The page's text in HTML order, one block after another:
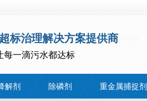
标治理解决方案提供商
每一滴污水都达标
解剂 除磷剂 重金属捕捉剂